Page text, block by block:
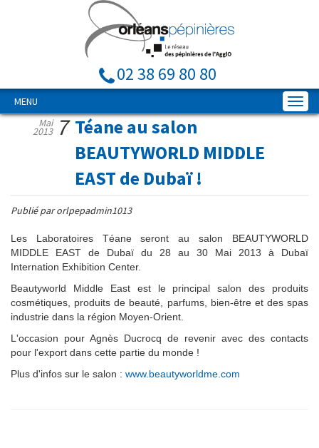
02 38 69 80 80
MENU
Téane au salon
BEAUTYWORLD MIDDLE
EAST de Dubaï !
Mai
2013 7
Publié par orlpepadmin1013
Les Laboratoires Téane seront au salon BEAUTYWORLD
MIDDLE EAST de Dubaï du 28 au 30 Mai 2013 à Dubaï
Internation Exhibition Center.
Beautyworld Middle East est le principal salon des produits
cosmétiques, produits de beauté, parfums, bien-être et des spas
industrie dans la région Moyen-Orient.
L'occasion pour Agnès Ducrocq de revenir avec des contacts
pour l'export dans cette partie du monde !
Plus d'infos sur le salon : www.beautyworldme.com